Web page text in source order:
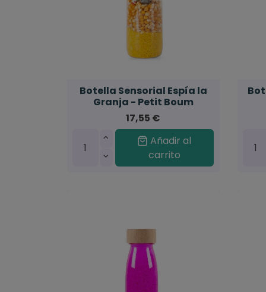
Botella Sensorial Espía la
Granja - Petit Boum
17,55 €
Añadir al
carrito